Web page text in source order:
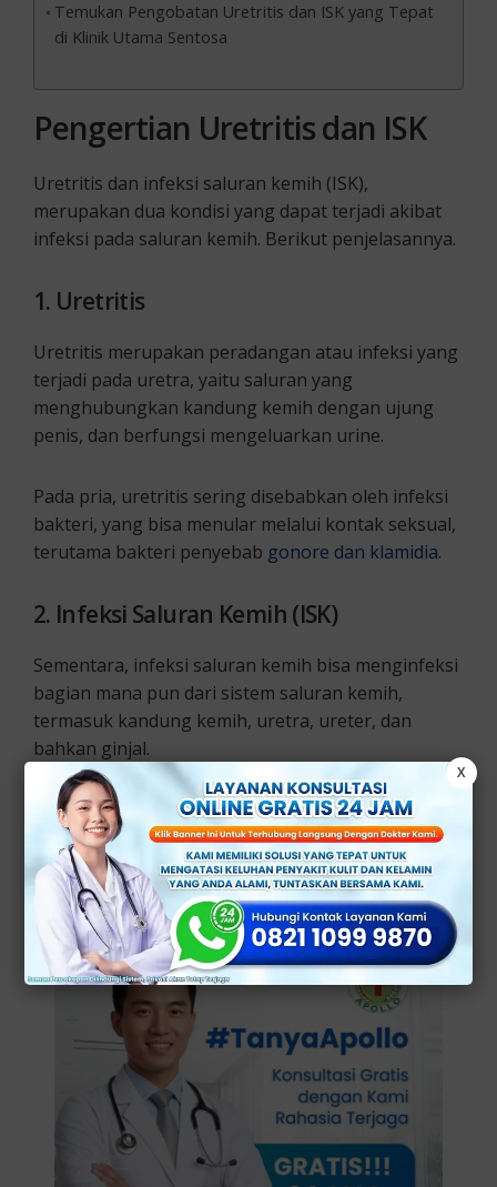
Temukan Pengobatan Uretritis dan ISK yang Tepat
di Klinik Utama Sentosa
Pengertian Uretritis dan ISK
Uretritis dan infeksi saluran kemih (ISK),
merupakan dua kondisi yang dapat terjadi akibat
infeksi pada saluran kemih. Berikut penjelasannya.
1. Uretritis
Uretritis merupakan peradangan atau infeksi yang
terjadi pada uretra, yaitu saluran yang
menghubungkan kandung kemih dengan ujung
penis, dan berfungsi mengeluarkan urine.
Pada pria, uretritis sering disebabkan oleh infeksi
bakteri, yang bisa menular melalui kontak seksual,
terutama bakteri penyebab gonore dan klamidia.
2. Infeksi Saluran Kemih (ISK)
Sementara, infeksi saluran kemih bisa menginfeksi
bagian mana pun dari sistem saluran kemih,
termasuk kandung kemih, uretra, ureter, dan
bahkan ginjal.
Pada umumnya, infeksi jangan terjadi pada pria.
Pasalnya, uretra pria lebih panjang, sehingga
bakteri akan sulit untuk mencapai kandung kemih.
X